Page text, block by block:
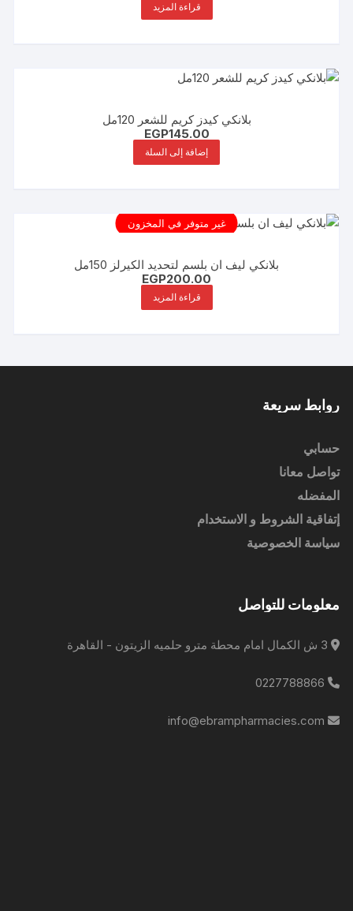
قراءة المزيد
بلانكي كيدز كريم للشعر 120مل
EGP145.00
إضافة إلى السلة
غير متوفر في المخزون
بلانكي ليف ان بلسم لتحديد الكيرلز 150مل
EGP200.00
قراءة المزيد
روابط سريعة
حسابي
تواصل معانا
المفضله
إتفاقية الشروط و الاستخدام
سياسة الخصوصية
معلومات للتواصل